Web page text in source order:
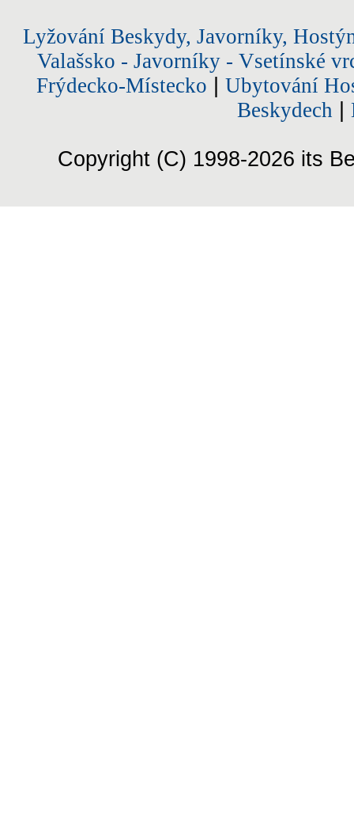
Lyžování Beskydy, Javorníky,
Valašsko - Javorníky - Vsetínské
Frýdecko-Místecko
Ubytování
Beskydech
Copyright (C) 1998-2026 its